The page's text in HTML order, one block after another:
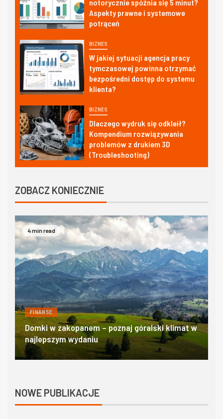
notorycznie spóźnia się 5 minut?
Aspekty prawne i systemowe
potrąceń
BIZNES
W jakiej sytuacji agencja pracy
tymczasowej powinna otrzymać
bezpośredni dostęp do systemu
klienta?
BIZNES
Dlaczego wydruk się odkleił?
Kompendium rozwiązywania
problemów z drukiem 3D
(Troubleshooting)
ZOBACZ KONIECZNIE
4 min read
FINANSE
Domki w zakopanem – poznaj góralski klimat w
najlepszym wydaniu
NOWE PUBLIKACJE